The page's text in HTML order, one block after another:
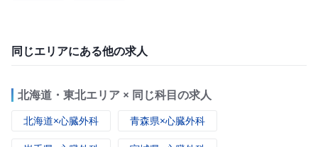
同じエリアにある他の求人
北海道・東北エリア × 同じ科目の求人
北海道×心臓外科 青森県×心臓外科